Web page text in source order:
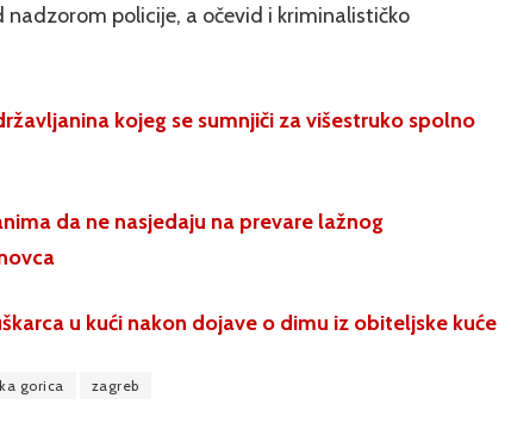
policije, a očevid i kriminalističko
kojeg se sumnjiči za višestruko spolno
da ne nasjedaju na prevare lažnog
u kući nakon dojave o dimu iz obiteljske kuće
gorica zagreb